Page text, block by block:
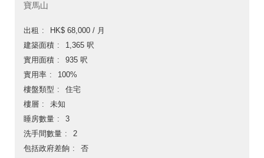
寶馬山
出租
HK$ 68,000 / 月
建築面積
1,365 呎
實用面積
935 呎
實用率
100%
樓盤類型
住宅
樓層
未知
睡房數量
3
洗手間數量
2
包括政府差餉
否